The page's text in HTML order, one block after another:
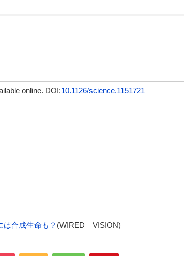
online. DOI:10.1126/science.1151721
合成生命も？ (WIRED VISION)